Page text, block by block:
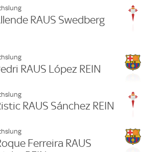
RAUS Swedberg
RAUS López REIN
RAUS Sánchez REIN
Ferreira RAUS